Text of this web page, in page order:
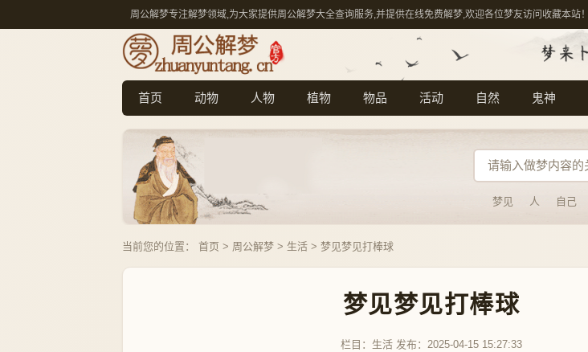
周公解梦专注解梦领域,为大家提供周公解梦大全查询服务,并提供在线免费解梦,欢迎各位梦友访问收藏本站！
首页 动物 人物 植物 物品 活动 自然 鬼神
梦见 人 自己
当前您的位置： 首页 > 周公解梦 > 生活 > 梦见梦见打棒球
梦见梦见打棒球
栏目： 生活发布：2025-04-15 15:27:33